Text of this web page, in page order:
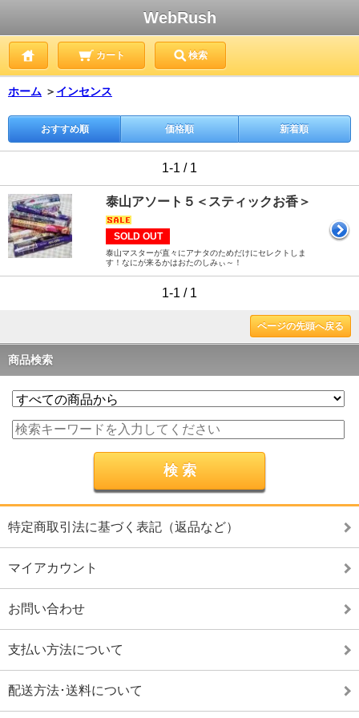
WebRush
カート 検索
ホーム ＞ インセンス
おすすめ順 価格順 新着順
1-1 / 1
泰山アソート５＜スティックお香＞
SOLD OUT
泰山マスターが直々にアナタのためだけにセレクトしま
す！なにが来るかはおたのしみぃ～！
1-1 / 1
ページの先頭へ戻る
商品検索
特定商取引法に基づく表記（返品など）
マイアカウント
お問い合わせ
支払い方法について
配送方法･送料について